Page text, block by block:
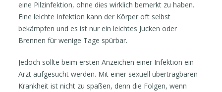
eine Pilzinfektion, ohne dies wirklich bemerkt zu haben.
Eine leichte Infektion kann der Körper oft selbst
bekämpfen und es ist nur ein leichtes Jucken oder
Brennen für wenige Tage spürbar.
Jedoch sollte beim ersten Anzeichen einer Infektion ein
Arzt aufgesucht werden. Mit einer sexuell übertragbaren
Krankheit ist nicht zu spaßen, denn die Folgen, wenn